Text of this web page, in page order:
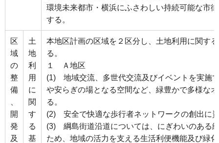
環境未来都市・横浜にふさわしい持続可能な市
する。
区
域
の
整
備
開
発
及
土
地
利
用
に
関
す
る
基
本地区計画の区域を２区分し、土地利用に関す
る。
１ Ａ地区
(1) 地域交流、多世代交流及びイベントを実施
や安らぎの場となる空間など、緑豊かで多様な
る。
(2) 安全で快適な歩行者ネットワークの創出に
(3) 綱島街道沿道については、にぎわいのある
ため、地域の活力を支える生活利便機能及び緑